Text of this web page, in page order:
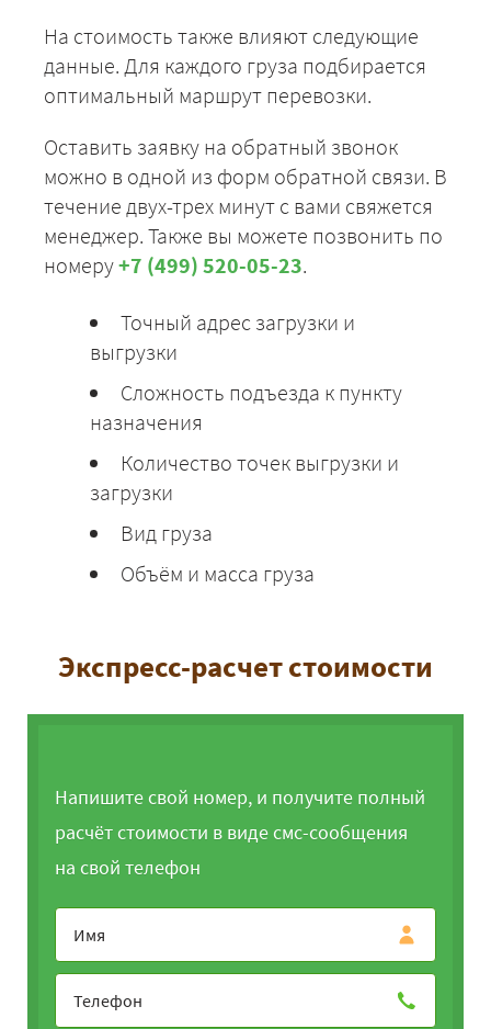
На стоимость также влияют следующие
данные. Для каждого груза подбирается
оптимальный маршрут перевозки.
Оставить заявку на обратный звонок
можно в одной из форм обратной связи. В
течение двух-трех минут с вами свяжется
менеджер. Также вы можете позвонить по
номеру+7 (499) 520-05-23.
Точный адрес загрузки и
выгрузки
Сложность подъезда к пункту
назначения
Количество точек выгрузки и
загрузки
Вид груза
Объём и масса груза
Экспресс-расчет стоимости
Напишите свой номер, и получите полный
расчёт стоимости в виде смс-сообщения
на свой телефон